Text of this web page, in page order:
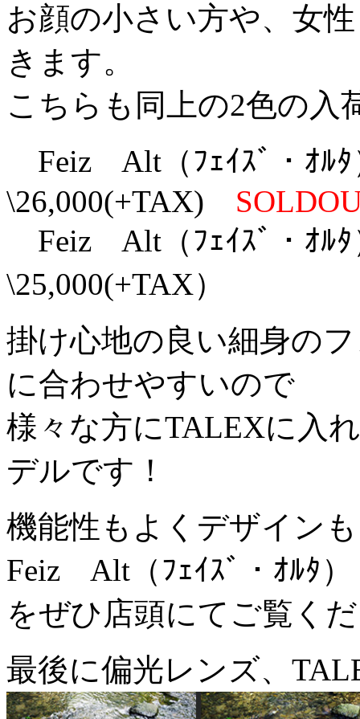
お顔の小さい方や、女
きます。
こちらも同上の2色の入
Feiz Alt（ﾌｪｲｽﾞ・ｵﾙ
\26,000(+TAX)
Feiz Alt（ﾌｪｲｽﾞ・ｵﾙ
\25,000(+TAX）
掛け心地の良い細身の
に合わせやすいので
様々な方にTALEXに入
デルです！
機能性もよくデザイン
Feiz Alt（ﾌｪｲｽﾞ・ｵﾙﾀ）
をぜひ店頭にてご覧く
最後に偏光レンズ、